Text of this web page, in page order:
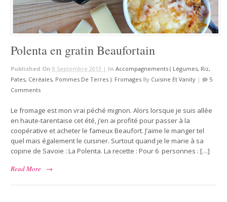
Polenta en gratin Beaufortain
Published On8 Septembre 2013 | In Accompagnements ( Légumes, Riz,
Pates, Céréales, Pommes De Terres ), Fromages By Cuisine Et Vanity |
5
Comments
Le fromage est mon vrai péché mignon. Alors lorsque je suis allée
en haute-tarentaise cet été, j’en ai profité pour passer à la
coopérative et acheter le fameux Beaufort. J’aime le manger tel
quel mais également le cuisiner. Surtout quand je le marie à sa
copine de Savoie : La Polenta. La recette : Pour 6 personnes : […]
Read More
→